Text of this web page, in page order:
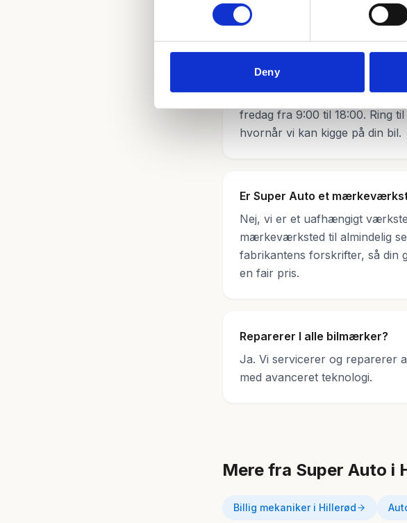
Deny
Ofte stillede
Hvor finder jeg en mekaniker
Super Auto ligger på
fredag fra 9:00 til 18:00. Ring
hvornår vi kan kigge på din bil.
Er Super Auto et
Nej, vi er et uafhængigt
mærkeværksted til almindelig
fabrikantens forskrifter, så din
en fair pris.
Reparerer I alle bilmærker?
Ja. Vi servicerer og reparerer
med avanceret teknologi.
Mere fra Super Auto i
Billig mekaniker i Hillerød